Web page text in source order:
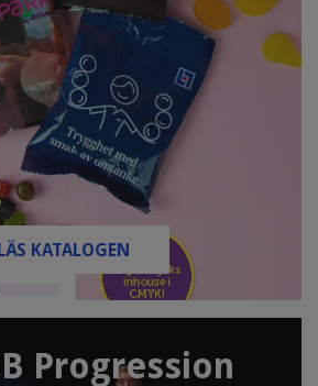
KATALOGEN
Progression